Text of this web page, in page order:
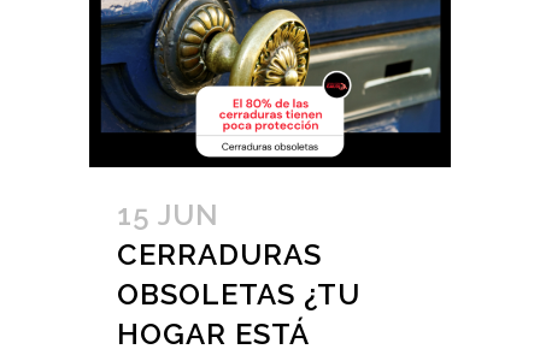
15 JUN
CERRADURAS
OBSOLETAS ¿TU
HOGAR ESTÁ